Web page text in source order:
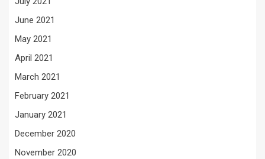
June 2021
May 2021
April 2021
March 2021
February 2021
January 2021
December 2020
November 2020